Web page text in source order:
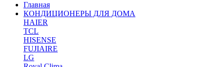
Главная
КОНДИЦИОНЕРЫ ДЛЯ ДОМА
HAIER
TCL
HISENSE
FUJIAIRE
LG